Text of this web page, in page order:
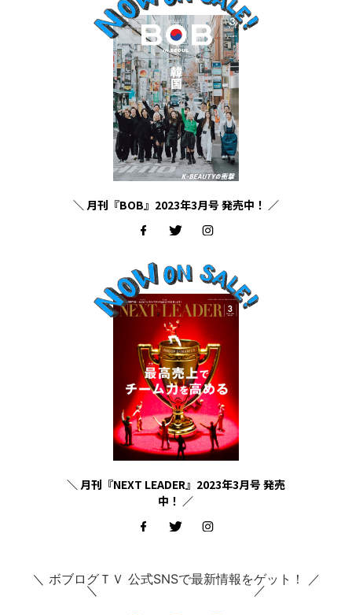
＼ 月刊『BOB』2023年3月号 発売中！ ／
＼ 月刊『NEXT LEADER』2023年3月号 発売
中！ ／
＼ ボブログＴＶ 公式SNSで最新情報をゲット！ ／